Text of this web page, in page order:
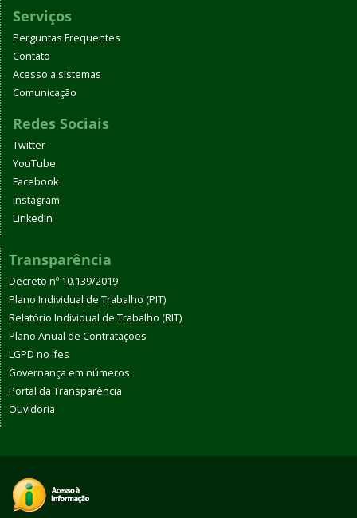
Serviços
Perguntas Frequentes
Contato
Acesso a sistemas
Comunicação
Redes Sociais
Twitter
YouTube
Facebook
Instagram
Linkedin
Transparência
Decreto nº 10.139/2019
Plano Individual de Trabalho (PIT)
Relatório Individual de Trabalho (RIT)
Plano Anual de Contratações
LGPD no Ifes
Governança em números
Portal da Transparência
Ouvidoria